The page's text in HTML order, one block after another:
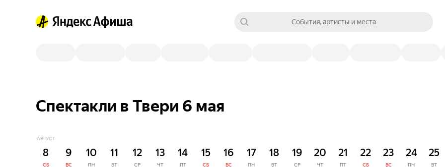
События, артисты и места
Спектакли в Твери 6 мая
АВГУСТ
8
СБ
9
ВС
10
ПН
11
ВТ
12
СР
13
ЧТ
14
ПТ
15
СБ
16
ВС
17
ПН
18
ВТ
19
СР
20
ЧТ
21
ПТ
22
СБ
23
ВС
24
ПН
25
ВТ